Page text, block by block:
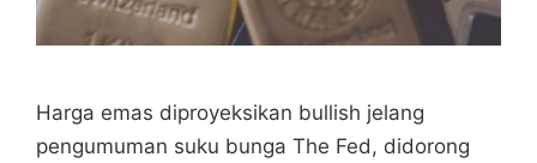
Harga emas diproyeksikan bullish jelang
pengumuman suku bunga The Fed, didorong